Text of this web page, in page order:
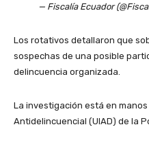
— Fiscalía Ecuador
Los rotativos detallaron que
sospechas de una posible
delincuencia organizada.
La investigación está en
Antidelincuencial (UIAD) de la